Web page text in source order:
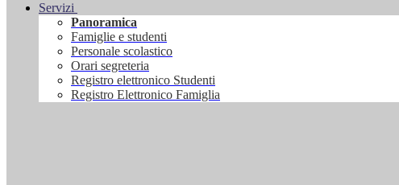
Servizi
Panoramica
Famiglie e studenti
Personale scolastico
Orari segreteria
Registro elettronico Studenti
Registro Elettronico Famiglia